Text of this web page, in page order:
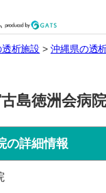
国の透析施設を検索
析施設 沖縄県の透
古島徳洲会病院
の詳細情報